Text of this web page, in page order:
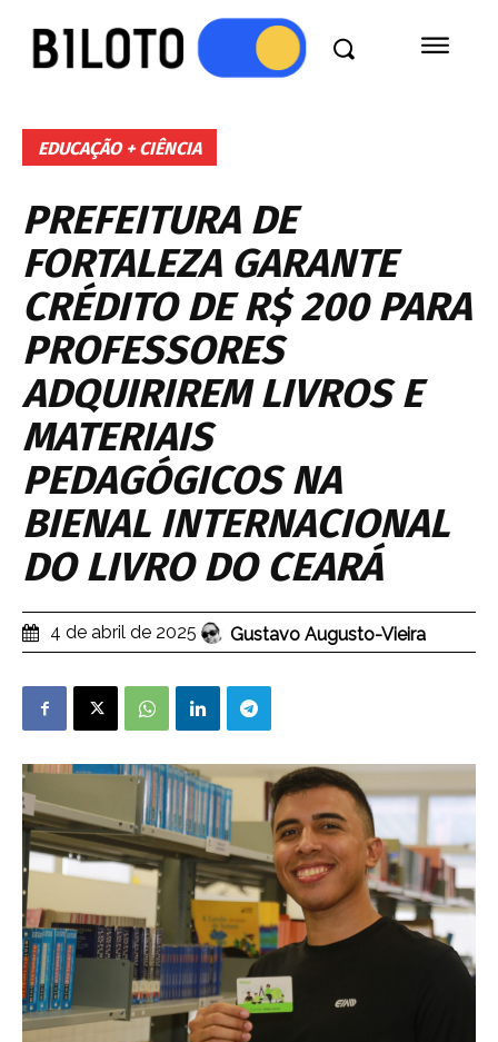
EDUCAÇÃO + CIÊNCIA
PREFEITURA DE
FORTALEZA GARANTE
CRÉDITO DE R$ 200 PARA
PROFESSORES
ADQUIRIREM LIVROS E
MATERIAIS
PEDAGÓGICOS NA
BIENAL INTERNACIONAL
DO LIVRO DO CEARÁ
4 de abril de 2025 Gustavo Augusto-Vieira